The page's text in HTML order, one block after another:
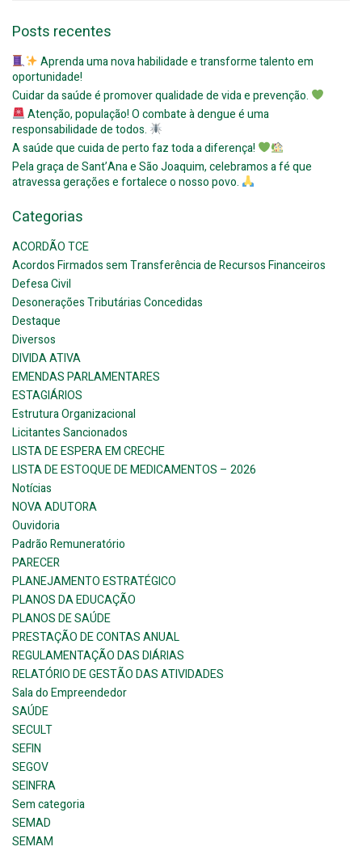
Posts recentes
Aprenda uma nova habilidade e transforme talento em
oportunidade!
Cuidar da saúde é promover qualidade de vida e prevenção.
Atenção, população! O combate à dengue é uma
responsabilidade de todos.
A saúde que cuida de perto faz toda a diferença!
Pela graça de Sant’Ana e São Joaquim, celebramos a fé que
atravessa gerações e fortalece o nosso povo.
Categorias
ACORDÃO TCE
Acordos Firmados sem Transferência de Recursos Financeiros
Defesa Civil
Desonerações Tributárias Concedidas
Destaque
Diversos
DIVIDA ATIVA
EMENDAS PARLAMENTARES
ESTAGIÁRIOS
Estrutura Organizacional
Licitantes Sancionados
LISTA DE ESPERA EM CRECHE
LISTA DE ESTOQUE DE MEDICAMENTOS – 2026
Notícias
NOVA ADUTORA
Ouvidoria
Padrão Remuneratório
PARECER
PLANEJAMENTO ESTRATÉGICO
PLANOS DA EDUCAÇÃO
PLANOS DE SAÚDE
PRESTAÇÃO DE CONTAS ANUAL
REGULAMENTAÇÃO DAS DIÁRIAS
RELATÓRIO DE GESTÃO DAS ATIVIDADES
Sala do Empreendedor
SAÚDE
SECULT
SEFIN
SEGOV
SEINFRA
Sem categoria
SEMAD
SEMAM